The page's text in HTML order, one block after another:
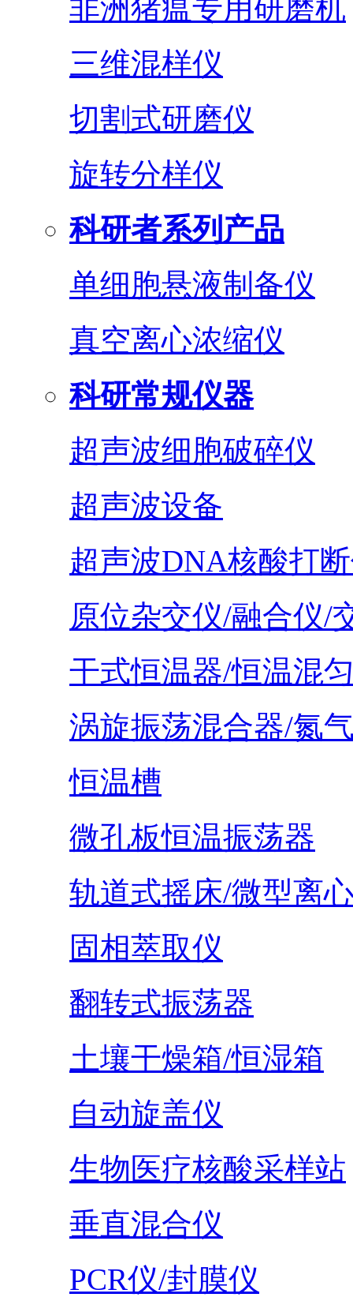
非洲猪瘟专用研磨机
三维混样仪
切割式研磨仪
旋转分样仪
科研者系列产品
单细胞悬液制备仪
真空离心浓缩仪
科研常规仪器
超声波细胞破碎仪
超声波设备
超声波DNA核酸打
原位杂交仪/融合仪/
干式恒温器/恒温混
涡旋振荡混合器/氮
恒温槽
微孔板恒温振荡器
轨道式摇床/微型离
固相萃取仪
翻转式振荡器
土壤干燥箱/恒湿箱
自动旋盖仪
生物医疗核酸采样站
垂直混合仪
PCR仪/封膜仪